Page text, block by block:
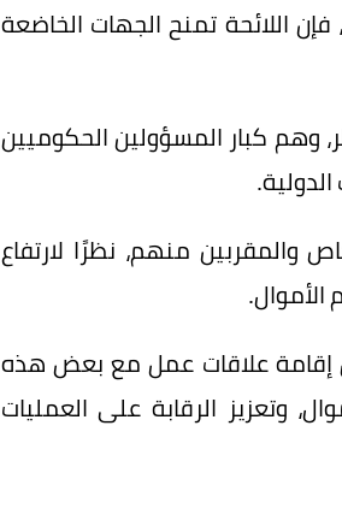
اللائحة تمنح الجهات الخاضعة
وهم كبار المسؤولين الحكوميين
والمقربين منهم، نظرًا لارتفاع
إقامة علاقات عمل مع بعض هذه
وتعزيز الرقابة على العمليات